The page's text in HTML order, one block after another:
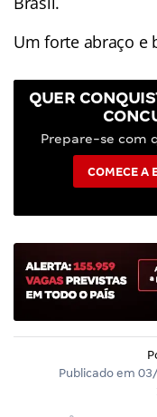
Um forte abraço e
QUER
Prepare-se com
COMECE A
Publicado em